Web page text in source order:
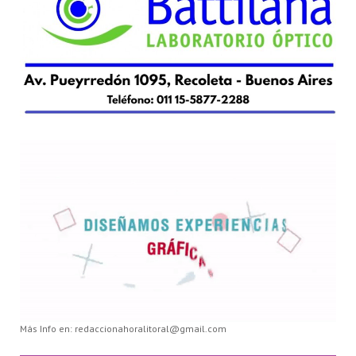
Más Info en: redaccionahoralitoral@gmail.com